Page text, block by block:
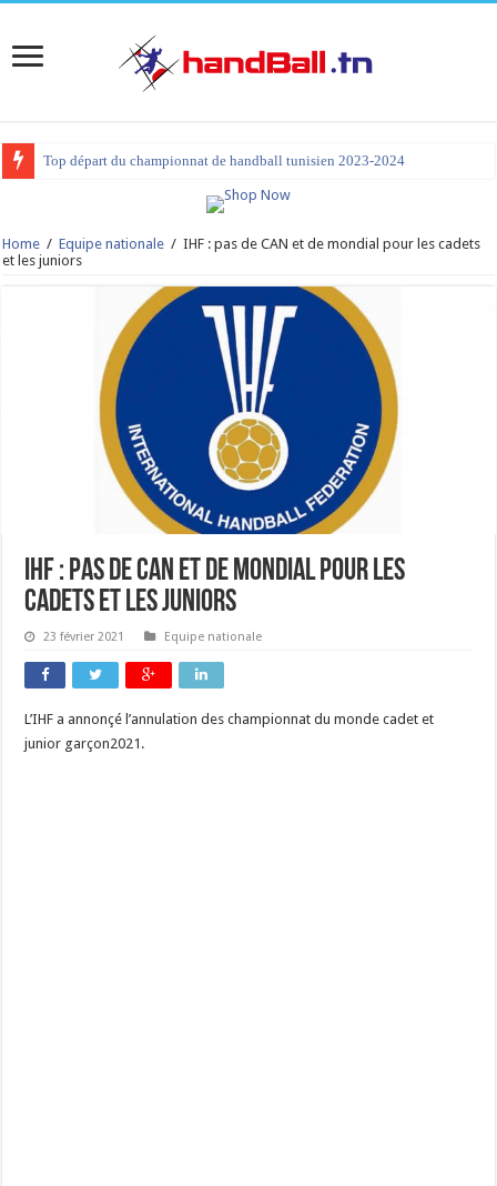
Top départ du championnat de handball tunisien 2023-2024
Home / Equipe nationale / IHF : pas de CAN et de mondial pour les cadets
et les juniors
IHF : pas de CAN et de mondial pour les
cadets et les juniors
23 février 2021 Equipe nationale
L’IHF a annonçé l’annulation des championnat du monde cadet et
junior garçon2021.